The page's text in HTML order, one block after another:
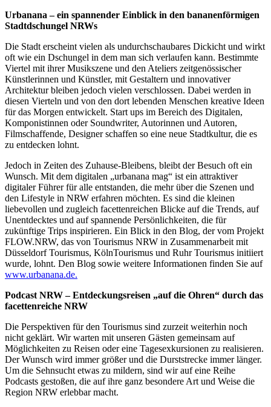
Urbanana – ein spannender Einblick in den bananenförmigen
Stadtdschungel NRWs
Die Stadt erscheint vielen als undurchschaubares Dickicht und wirkt
oft wie ein Dschungel in dem man sich verlaufen kann. Bestimmte
Viertel mit ihrer Musikszene und den Ateliers zeitgenössischer
Künstlerinnen und Künstler, mit Gestaltern und innovativer
Architektur bleiben jedoch vielen verschlossen. Dabei werden in
diesen Vierteln und von den dort lebenden Menschen kreative Ideen
für das Morgen entwickelt. Start ups im Bereich des Digitalen,
Komponistinnen oder Soundwriter, Autorinnen und Autoren,
Filmschaffende, Designer schaffen so eine neue Stadtkultur, die es
zu entdecken lohnt.
Jedoch in Zeiten des Zuhause-Bleibens, bleibt der Besuch oft ein
Wunsch. Mit dem digitalen „urbanana mag“ ist ein attraktiver
digitaler Führer für alle entstanden, die mehr über die Szenen und
den Lifestyle in NRW erfahren möchten. Es sind die kleinen
liebevollen und zugleich facettenreichen Blicke auf die Trends, auf
Unentdecktes und auf spannende Persönlichkeiten, die für
zukünftige Trips inspirieren. Ein Blick in den Blog, der vom Projekt
FLOW.NRW, das von Tourismus NRW in Zusammenarbeit mit
Düsseldorf Tourismus, KölnTourismus und Ruhr Tourismus initiiert
wurde, lohnt. Den Blog sowie weitere Informationen finden Sie auf
www.urbanana.de.
Podcast NRW – Entdeckungsreisen „auf die Ohren“ durch das
facettenreiche NRW
Die Perspektiven für den Tourismus sind zurzeit weiterhin noch
nicht geklärt. Wir warten mit unseren Gästen gemeinsam auf
Möglichkeiten zu Reisen oder eine Tagesexkursionen zu realisieren.
Der Wunsch wird immer größer und die Durststrecke immer länger.
Um die Sehnsucht etwas zu mildern, sind wir auf eine Reihe
Podcasts gestoßen, die auf ihre ganz besondere Art und Weise die
Region NRW erlebbar macht.